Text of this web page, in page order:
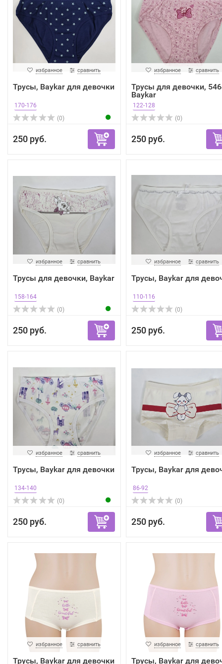
избранное сравнить
Трусы, Baykar для девочки
170-176
(0)
250 руб.
избранное сравнить
Трусы для девочки,
Baykar
122-128
(0)
250 руб.
избранное сравнить
Трусы для девочки, Baykar
158-164
(0)
250 руб.
избранное сравнить
Трусы, Baykar для
110-116
(0)
250 руб.
избранное сравнить
Трусы, Baykar для девочки
134-140
(0)
250 руб.
избранное сравнить
Трусы, Baykar для
86-92
(0)
250 руб.
избранное сравнить
Трусы, Baykar для девочки
избранное сравнить
Трусы, Baykar для